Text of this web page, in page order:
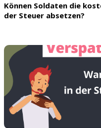
Können Soldaten die
der Steuer absetzen?